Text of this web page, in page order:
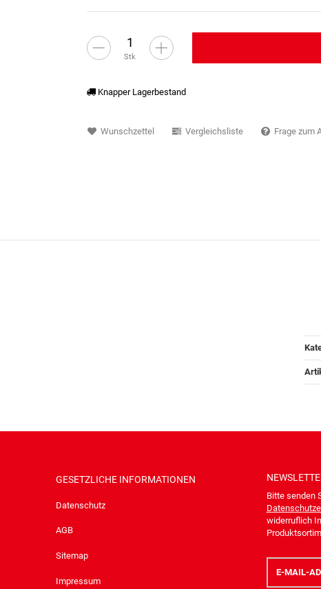
Stk
Knapper Lagerbestand
Wunschzettel Vergleichsliste Frage zum
GESETZLICHE INFORMATIONEN
Datenschutz
AGB
Sitemap
Impressum
Bitte senden
widerruflich
E-
Mail-